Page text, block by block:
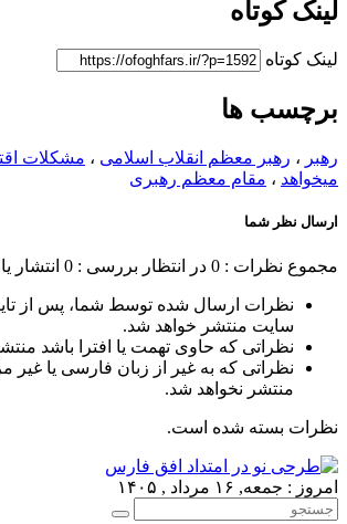
لینک کوتاه
لینک کوتاه
برچسب ها
رهبر ، رهبر معظم انقلاب اسلامی ، مشکلات
میخواهد ، مقام معظم رهبری
ارسال نظر شما
مجموع نظرات : 0 در انتظار بررسی : 0 انتشار
نظرات ارسال شده توسط شما، پس از
سایت منتشر خواهد شد.
نظراتی که حاوی تهمت یا افترا باشد
نظراتی که به غیر از زبان فارسی یا غیر
منتشر نخواهد شد.
نظرات بسته شده است.
امروز : جمعه, ۱۶ مرداد , ۱۴۰۵